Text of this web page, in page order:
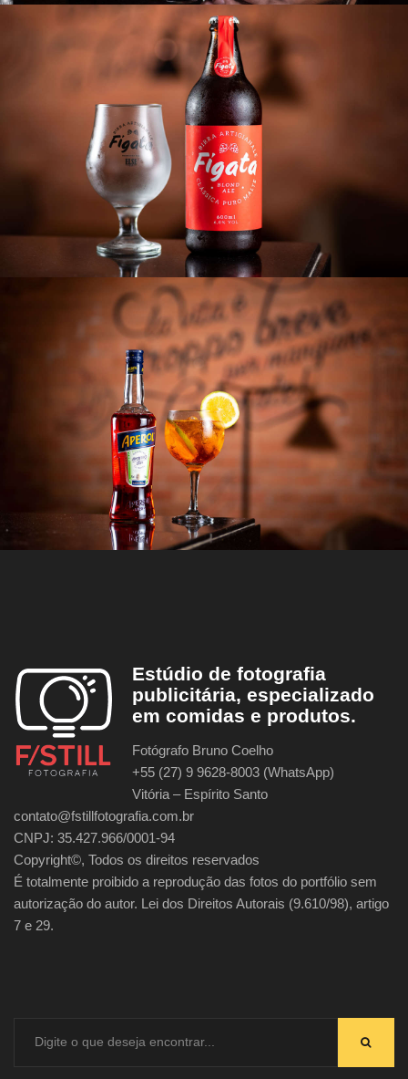
Estúdio de fotografia
publicitária, especializado
em comidas e produtos.
Fotógrafo Bruno Coelho
+55 (27) 9 9628-8003 (WhatsApp)
Vitória – Espírito Santo
contato@fstillfotografia.com.br
CNPJ: 35.427.966/0001-94
Copyright©, Todos os direitos reservados
É totalmente proibido a reprodução das fotos do portfólio sem
autorização do autor. Lei dos Direitos Autorais (9.610/98), artigo
7 e 29.